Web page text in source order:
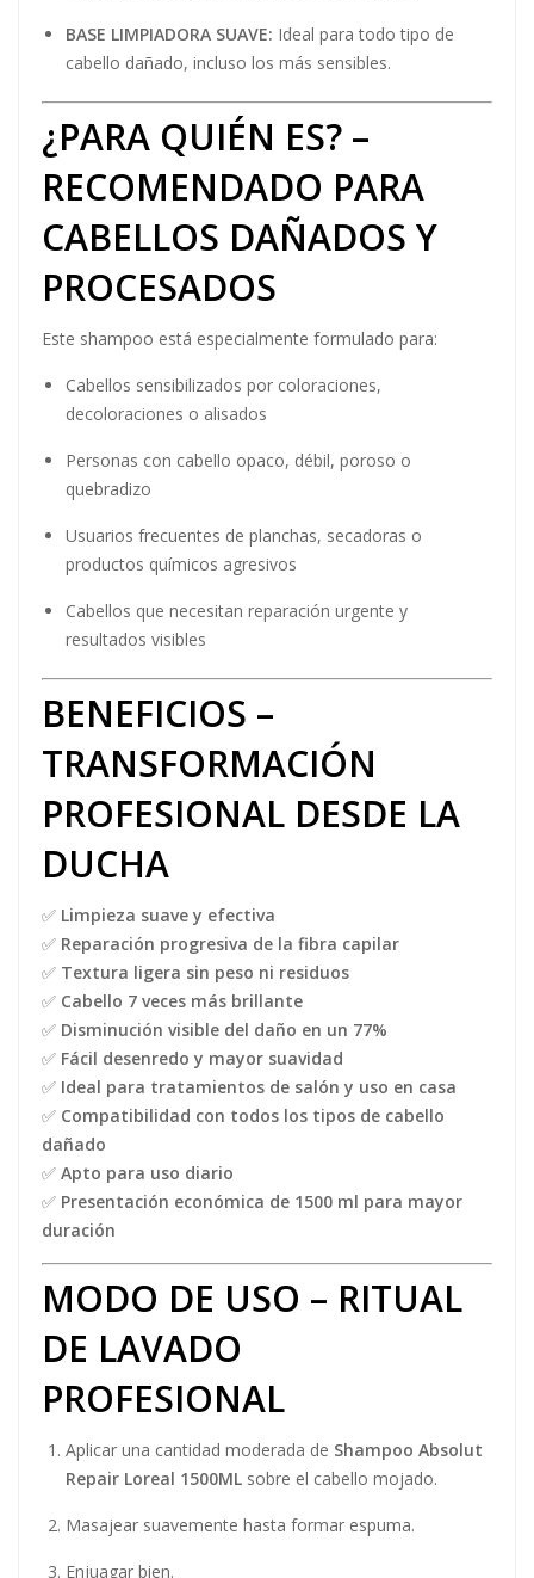
BASE LIMPIADORA SUAVE: Ideal para todo tipo de
cabello dañado, incluso los más sensibles.
¿PARA QUIÉN ES? –
RECOMENDADO PARA
CABELLOS DAÑADOS Y
PROCESADOS
Este shampoo está especialmente formulado para:
Cabellos sensibilizados por coloraciones,
decoloraciones o alisados
Personas con cabello opaco, débil, poroso o
quebradizo
Usuarios frecuentes de planchas, secadoras o
productos químicos agresivos
Cabellos que necesitan reparación urgente y
resultados visibles
BENEFICIOS –
TRANSFORMACIÓN
PROFESIONAL DESDE LA
DUCHA
✅ Limpieza suave y efectiva
✅ Reparación progresiva de la fibra capilar
✅ Textura ligera sin peso ni residuos
✅ Cabello 7 veces más brillante
✅ Disminución visible del daño en un 77%
✅ Fácil desenredo y mayor suavidad
✅ Ideal para tratamientos de salón y uso en casa
✅ Compatibilidad con todos los tipos de cabello
dañado
✅ Apto para uso diario
✅ Presentación económica de 1500 ml para mayor
duración
MODO DE USO – RITUAL
DE LAVADO
PROFESIONAL
Aplicar una cantidad moderada de Shampoo Absolut
Repair Loreal 1500ML sobre el cabello mojado.
Masajear suavemente hasta formar espuma.
Enjuagar bien.